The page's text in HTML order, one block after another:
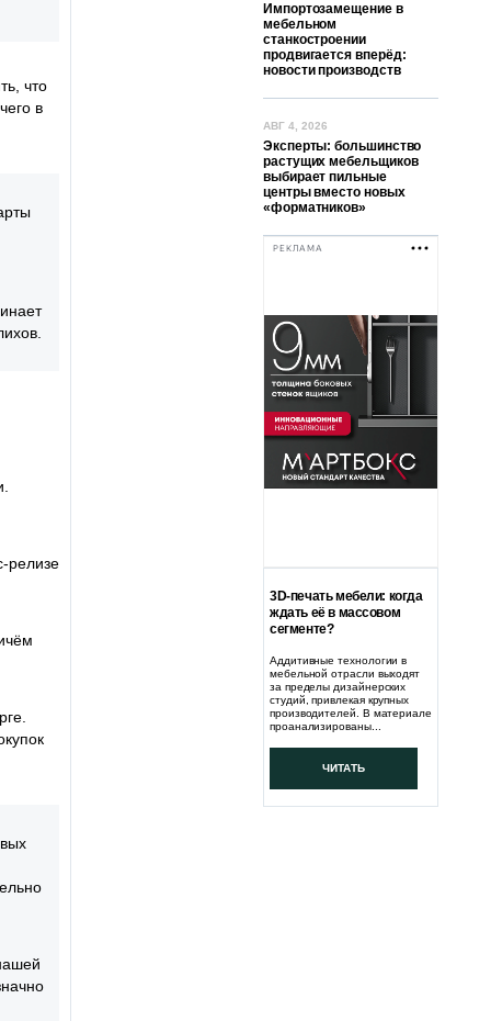
что
в
релизе
Импортозамещение в
мебельном
станкостроении
продвигается вперёд:
новости производств
АВГ 4, 2026
Эксперты: большинство
растущих мебельщиков
выбирает пильные
центры вместо новых
«форматников»
РЕКЛАМА
3D-печать мебели: когда
ждать её в массовом
сегменте?
Аддитивные технологии в
мебельной отрасли выходят
за пределы дизайнерских
студий, привлекая крупных
производителей. В материале
проанализированы...
ЧИТАТЬ